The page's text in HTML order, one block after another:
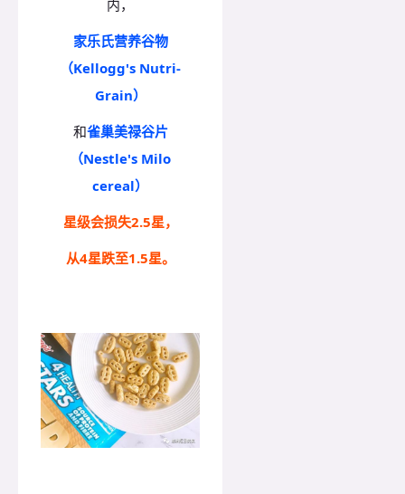
内，
家乐氏营养谷物
（Kellogg's Nutri-
Grain）
和雀巢美禄谷片
（Nestle's Milo
cereal）
星级会损失2.5星，
从4星跌至1.5星。